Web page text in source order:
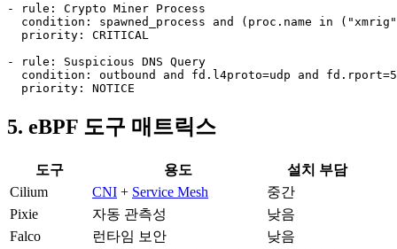
- rule: Crypto Miner Process
condition: spawned_process and (proc.name in
  priority: CRITICAL
- rule: Suspicious DNS Query
condition: outbound and fd.l4proto=udp and
  priority: NOTICE
5. eBPF 도구 매트릭스
도구 용도
설치 부담
Cilium
CNI + Service Mesh
중간
Pixie
자동 관측성
낮음
Falco
런타임 보안
낮음